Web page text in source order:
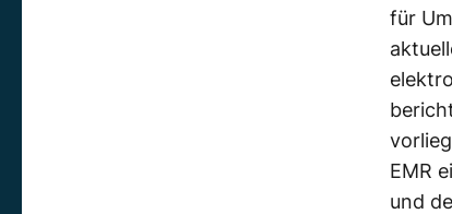
für
EMR
und